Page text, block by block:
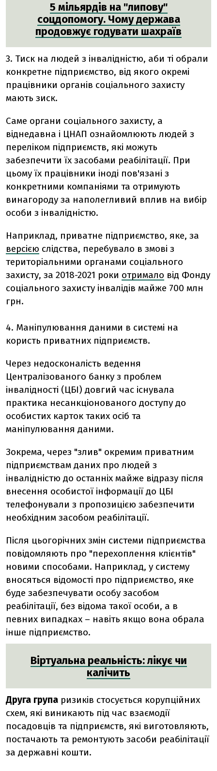
5 мільярдів на "липову"
соцдопомогу. Чому держава
продовжує годувати шахраїв
3. Тиск на людей з інвалідністю, аби ті обрали
конкретне підприємство, від якого окремі
працівники органів соціального захисту
мають зиск.
Саме органи соціального захисту, а
віднедавна і ЦНАП ознайомлюють людей з
переліком підприємств, які можуть
забезпечити їх засобами реабілітації. При
цьому їх працівники іноді пов'язані з
конкретними компаніями та отримують
винагороду за наполегливий вплив на вибір
особи з інвалідністю.
Наприклад, приватне підприємство, яке, за
версією слідства, перебувало в змові з
територіальними органами соціального
захисту, за 2018-2021 роки отримало від Фонду
соціального захисту інвалідів майже 700 млн
грн.
4. Маніпулювання даними в системі на
користь приватних підприємств.
Через недосконалість ведення
Централізованого банку з проблем
інвалідності (ЦБІ) довгий час існувала
практика несанкціонованого доступу до
особистих карток таких осіб та
маніпулювання даними.
Зокрема, через "злив" окремим приватним
підприємствам даних про людей з
інвалідністю до останніх майже відразу після
внесення особистої інформації до ЦБІ
телефонували з пропозицією забезпечити
необхідним засобом реабілітації.
Після цьогорічних змін системи підприємства
повідомляють про "перехоплення клієнтів"
новими способами. Наприклад, у систему
вносяться відомості про підприємство, яке
буде забезпечувати особу засобом
реабілітації, без відома такої особи, а в
певних випадках – навіть якщо вона обрала
інше підприємство.
Віртуальна реальність: лікує чи
калічить
Друга група ризиків стосується корупційних
схем, які виникають під час взаємодії
посадовців та підприємств, які виготовляють,
постачають та ремонтують засоби реабілітації
за державні кошти.